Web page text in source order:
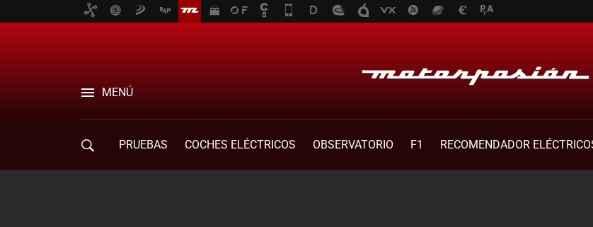
MENÚ
PRUEBAS COCHES ELÉCTRICOS OBSERVATORIO F1
RECOMENDADOR